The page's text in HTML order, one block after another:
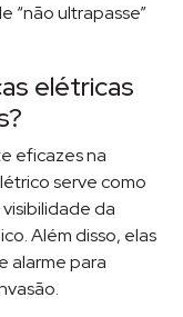
“não ultrapasse”
elétricas
eficazes na
serve como
da
Além disso, elas
alarme para